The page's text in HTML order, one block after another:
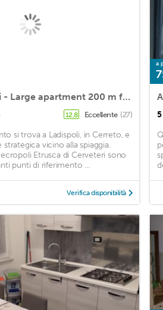
Domus Palombi - Large apartment 200 m from the station and 700 m from the sea
12,8 Eccellente (27)
si trova a Ladispoli, in Cerreto, e
vicino alla spiaggia.
Etrusca di Cerveteri sono
punti di riferimento ...
Verifica disponibilità
a
5